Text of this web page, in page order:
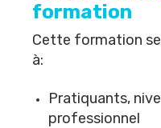
formation
Cette formation
à:
Pratiquants,
professionnel